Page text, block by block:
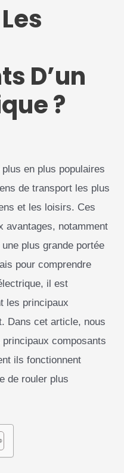
D’un
?
en plus populaires
de transport les plus
et les loisirs. Ces
avantages, notamment
plus grande portée
pour comprendre
il est
les principaux
Dans cet article, nous
composants
ils fonctionnent
de rouler plus